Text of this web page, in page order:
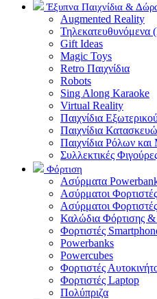
Έξυπνα Παιχνίδια &
Augmented Reality
Τηλεκατευθυνόμενα
Gift Ideas
Magic Toys
Retro Παιχνίδια
Robots
Sing Along Karaoke
Virtual Reality
Παιχνίδια
Παιχνίδια
Παιχνίδια Ρόλων
Συλλεκτικές
Φόρτιση
Ασύρματα
Aσύρματοι Φορτιστές
Ασύρματοι
Καλώδια Φόρτισης
Φορτιστές
Powerbanks
Powercubes
Φορτιστές
Φορτιστές Laptop
Πολύπριζα